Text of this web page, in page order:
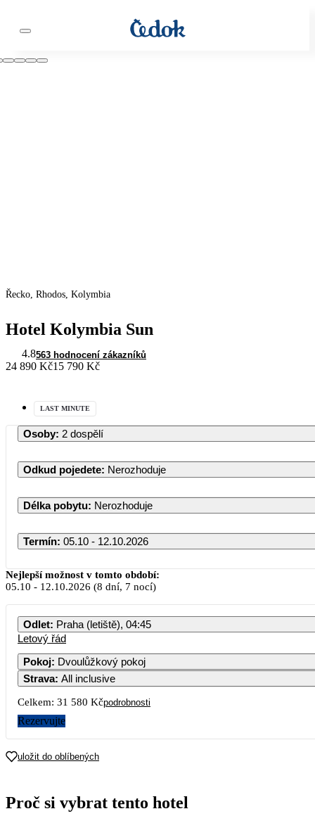
Řecko, Rhodos, Kolymbia
Hotel Kolymbia Sun
4.8563 hodnocení zákazníků
24 890 Kč15 790 Kč
LAST MINUTE
Osoby: 2 dospělí
Odkud pojedete: Nerozhoduje
Délka pobytu: Nerozhoduje
Termín: 05.10 - 12.10.2026
Říjen 2026
PO ÚT ST ČT PÁ
18
Nejlepší možnost v tomto období:
05.10 - 12.10.2026 (8 dní, 7 nocí)
Odlet: Praha (letiště), 04:45
Letový řád
Pokoj: Dvoulůžkový pokoj
Strava: All inclusive
Celkem: 31 580 Kčpodrobnosti
Rezervujte
uložit do oblíbených
Proč si vybrat tento hotel